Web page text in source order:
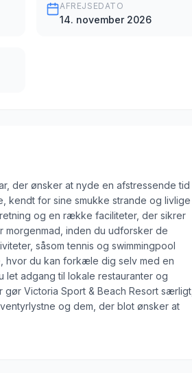
AFREJSEDATO
14. november 2026
der ønsker at nyde en afstressende tid
kendt for sine smukke strande og livlige
og en række faciliteter, der sikrer
inden du udforsker de
såsom tennis og swimmingpool
hvor du kan forkæle dig selv med en
let adgang til lokale restauranter og
Victoria Sport & Beach Resort særligt,
og dem, der blot ønsker at